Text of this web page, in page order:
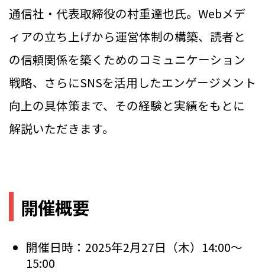
通信社・代表取締役の村重達也氏。Webメデ
ィアの立ち上げから運営体制の構築、読者と
の信頼関係を築くためのコミュニケーション
戦略、さらにSNSを活用したエンゲージメント
向上の具体策まで、その経験と実績をもとに
解説いただきます。
開催概要
開催日時：2025年2月27日（木）14:00～
15:00